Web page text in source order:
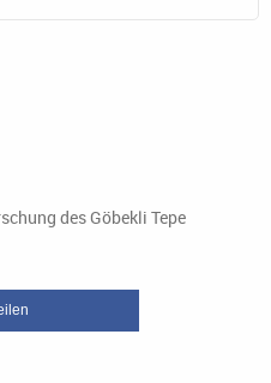
des Göbekli Tepe